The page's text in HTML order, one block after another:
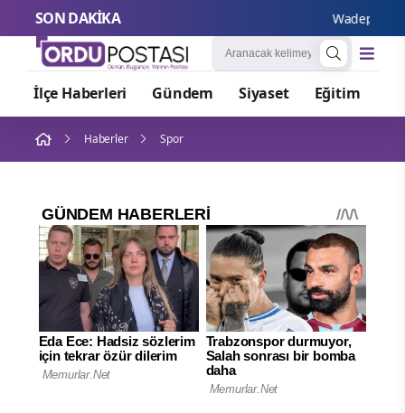
SON DAKİKA Wadephul’dan
İlçe Haberleri Gündem Siyaset Eğitim
Haberler Spor